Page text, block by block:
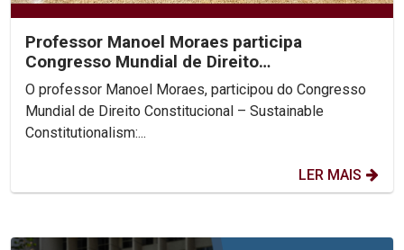
Professor Manoel Moraes participa
Congresso Mundial de Direito
Constitucional, na Colômbia.
O professor Manoel Moraes, participou do Congresso
Mundial de Direito Constitucional – Sustainable
Constitutionalism:...
LER MAIS